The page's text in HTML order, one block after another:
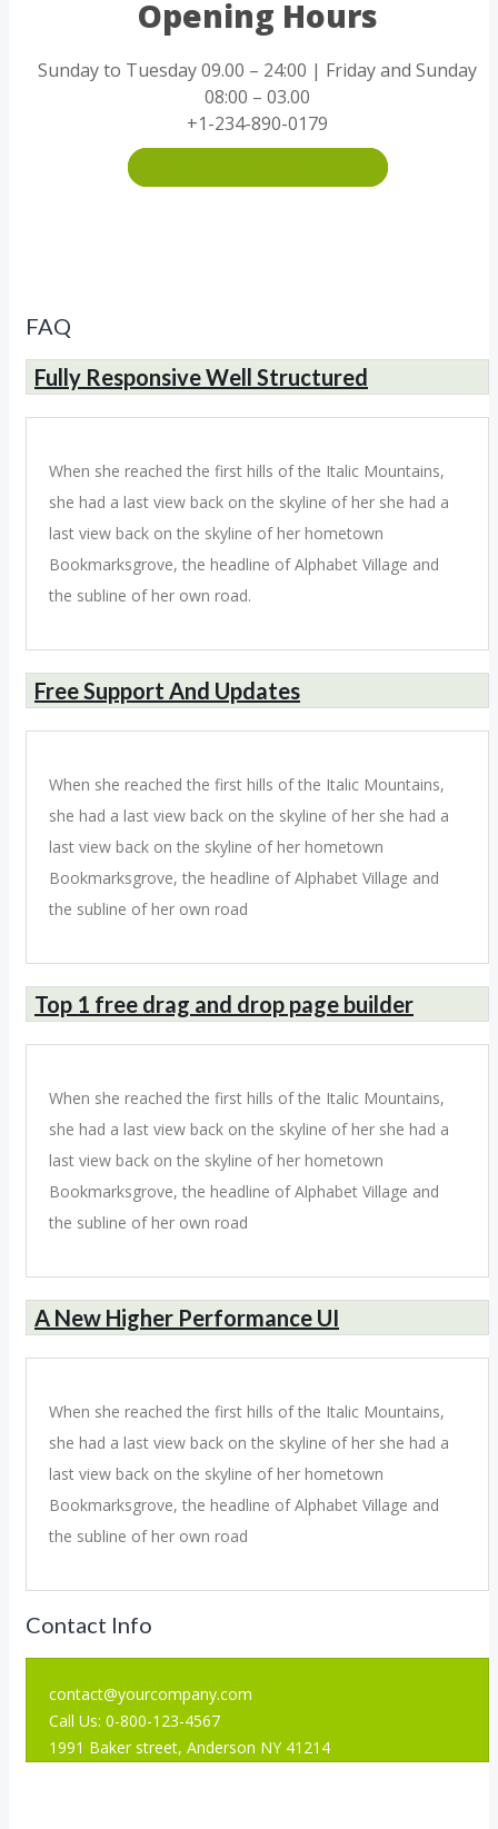
Opening Hours
Sunday to Tuesday 09.00 – 24:00 | Friday and Sunday
08:00 – 03.00
+1-234-890-0179
FAQ
Fully Responsive Well Structured
When she reached the first hills of the Italic Mountains,
she had a last view back on the skyline of her she had a
last view back on the skyline of her hometown
Bookmarksgrove, the headline of Alphabet Village and
the subline of her own road.
Free Support And Updates
When she reached the first hills of the Italic Mountains,
she had a last view back on the skyline of her she had a
last view back on the skyline of her hometown
Bookmarksgrove, the headline of Alphabet Village and
the subline of her own road
Top 1 free drag and drop page builder
When she reached the first hills of the Italic Mountains,
she had a last view back on the skyline of her she had a
last view back on the skyline of her hometown
Bookmarksgrove, the headline of Alphabet Village and
the subline of her own road
A New Higher Performance UI
When she reached the first hills of the Italic Mountains,
she had a last view back on the skyline of her she had a
last view back on the skyline of her hometown
Bookmarksgrove, the headline of Alphabet Village and
the subline of her own road
Contact Info
contact@yourcompany.com
Call Us: 0-800-123-4567
1991 Baker street, Anderson NY 41214